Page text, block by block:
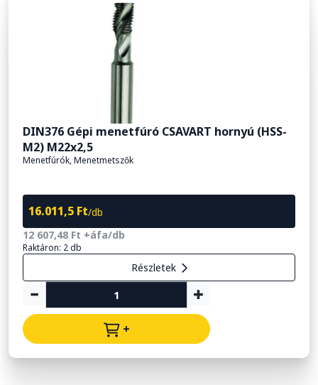
DIN376 Gépi menetfúró CSAVART hornyú (HSS-
M2) M22x2,5
Menetfúrók, Menetmetszők
16.011,5 Ft/db
12 607,48 Ft +áfa/db
Raktáron: 2 db
Részletek
+